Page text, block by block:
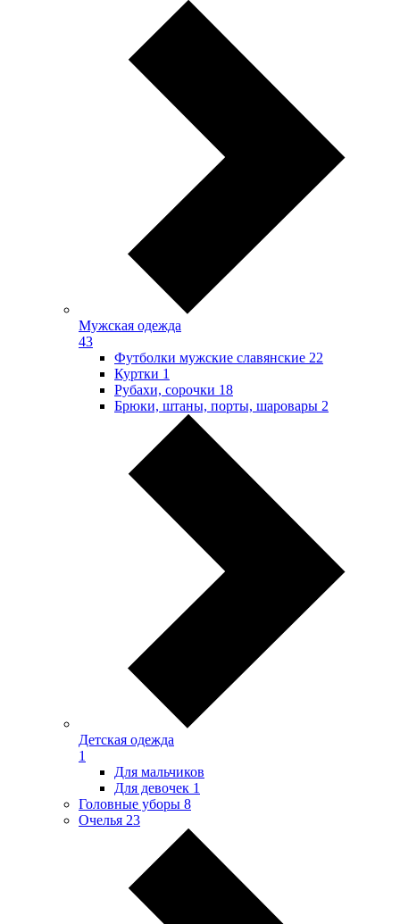
Мужская одежда
43
Футболки мужские славянские 22
Куртки 1
Рубахи, сорочки 18
Брюки, штаны, порты, шаровары 2
Детская одежда
1
Для мальчиков
Для девочек 1
Головные уборы 8
Очелья 23